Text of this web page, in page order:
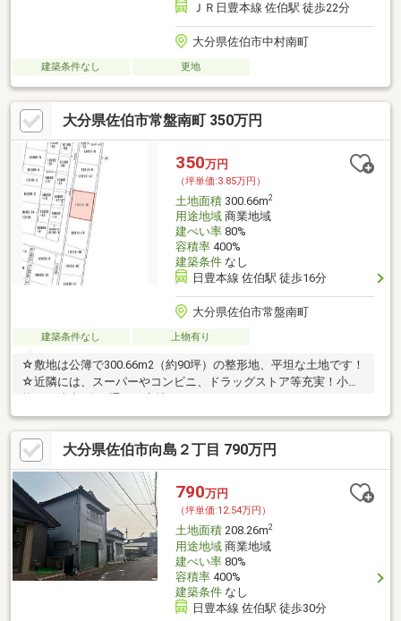
ＪＲ日豊本線 佐伯駅 徒歩22分
大分県佐伯市中村南町
建築条件なし 更地
大分県佐伯市常盤南町 350万円
350万円
（坪単価:3.85万円）
土地面積300.66m2
用途地域商業地域
建ぺい率80%
容積率400%
建築条件なし
日豊本線 佐伯駅 徒歩16分
大分県佐伯市常盤南町
建築条件なし 上物有り
☆敷地は公簿で300.66m2（約90坪）の整形地、平坦な土地です！
☆近隣には、スーパーやコンビニ、ドラッグストア等充実！小学
大分県佐伯市向島２丁目 790万円
790万円
（坪単価:12.54万円）
土地面積208.26m2
用途地域商業地域
建ぺい率80%
容積率400%
建築条件なし
日豊本線 佐伯駅 徒歩30分